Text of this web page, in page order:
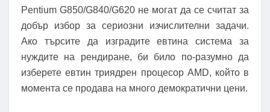
Pentium G850/G840/G620 не могат да се считат за
добър избор за сериозни изчислителни задачи.
Ако търсите да изградите евтина система за
нуждите на рендиране, би било по-разумно да
изберете евтин триядрен процесор AMD, който в
момента се продава на много демократични цени.